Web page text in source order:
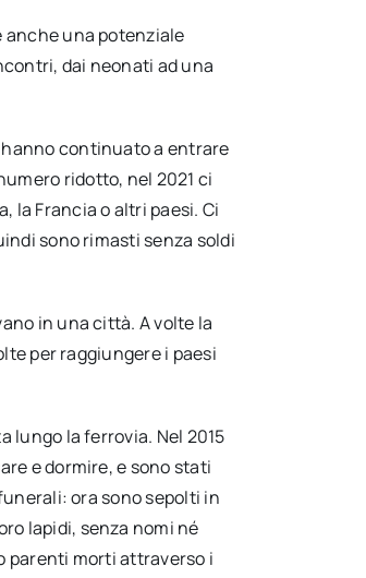
anche una potenziale
dai neonati ad una
continuato a entrare
ridotto, nel 2021 ci
la Francia o altri paesi. Ci
sono rimasti senza soldi
in una città. A volte la
per raggiungere i paesi
lungo la ferrovia. Nel 2015
e dormire, e sono stati
ora sono sepolti in
lapidi, senza nomi né
parenti morti attraverso i